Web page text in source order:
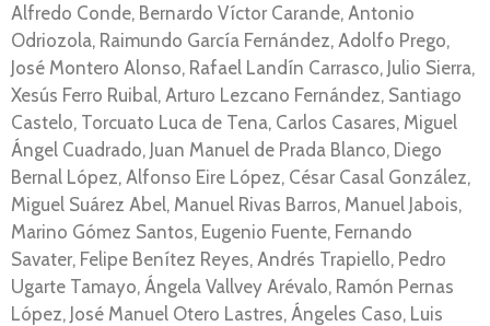
Alfredo Conde, Bernardo Víctor Carande, Antonio
Odriozola, Raimundo García Fernández, Adolfo Prego,
José Montero Alonso, Rafael Landín Carrasco, Julio Sierra,
Xesús Ferro Ruibal, Arturo Lezcano Fernández, Santiago
Castelo, Torcuato Luca de Tena, Carlos Casares, Miguel
Ángel Cuadrado, Juan Manuel de Prada Blanco, Diego
Bernal López, Alfonso Eire López, César Casal González,
Miguel Suárez Abel, Manuel Rivas Barros, Manuel Jabois,
Marino Gómez Santos, Eugenio Fuente, Fernando
Savater, Felipe Benítez Reyes, Andrés Trapiello, Pedro
Ugarte Tamayo, Ángela Vallvey Arévalo, Ramón Pernas
López, José Manuel Otero Lastres, Ángeles Caso, Luis